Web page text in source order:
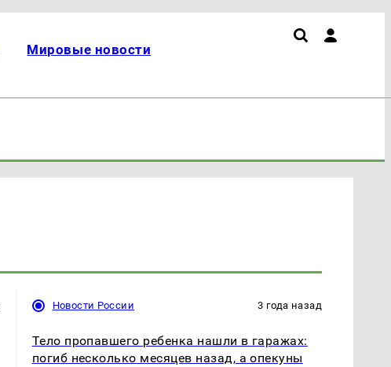
Мировые новости
Новости России 3 года назад
Тело пропавшего ребенка нашли в гаражах:
погиб несколько месяцев назад, а опекуны